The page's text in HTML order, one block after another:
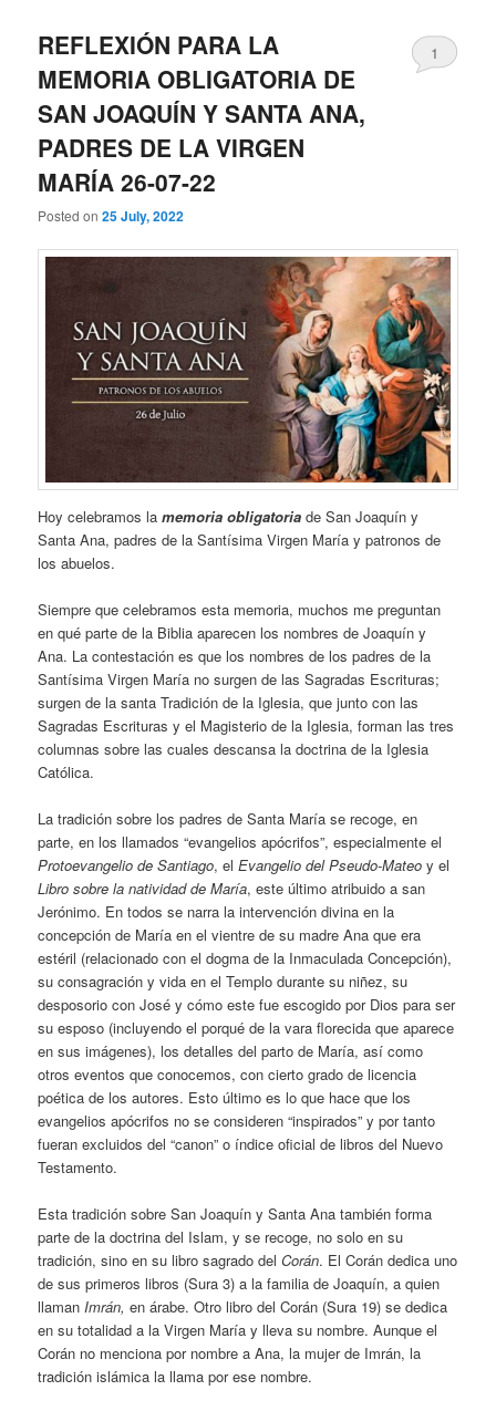
REFLEXIÓN PARA LA
MEMORIA OBLIGATORIA DE
SAN JOAQUÍN Y SANTA ANA,
PADRES DE LA VIRGEN
MARÍA 26-07-22
Posted on25 July, 2022
1
Hoy celebramos lamemoria obligatoria de San Joaquín y
Santa Ana, padres de la Santísima Virgen María y patronos de
los abuelos.
Siempre que celebramos esta memoria, muchos me preguntan
en qué parte de la Biblia aparecen los nombres de Joaquín y
Ana. La contestación es que los nombres de los padres de la
Santísima Virgen María no surgen de las Sagradas Escrituras;
surgen de la santa Tradición de la Iglesia, que junto con las
Sagradas Escrituras y el Magisterio de la Iglesia, forman las tres
columnas sobre las cuales descansa la doctrina de la Iglesia
Católica.
La tradición sobre los padres de Santa María se recoge, en
parte, en los llamados “evangelios apócrifos”, especialmente el
Protoevangelio de Santiago, elEvangelio del Pseudo-Mateo y el
Libro sobre la natividad de María, este último atribuido a san
Jerónimo. En todos se narra la intervención divina en la
concepción de María en el vientre de su madre Ana que era
estéril (relacionado con el dogma de la Inmaculada Concepción),
su consagración y vida en el Templo durante su niñez, su
desposorio con José y cómo este fue escogido por Dios para ser
su esposo (incluyendo el porqué de la vara florecida que aparece
en sus imágenes), los detalles del parto de María, así como
otros eventos que conocemos, con cierto grado de licencia
poética de los autores. Esto último es lo que hace que los
evangelios apócrifos no se consideren “inspirados” y por tanto
fueran excluidos del “canon” o índice oficial de libros del Nuevo
Testamento.
Esta tradición sobre San Joaquín y Santa Ana también forma
parte de la doctrina del Islam, y se recoge, no solo en su
tradición, sino en su libro sagrado delCorán. El Corán dedica uno
de sus primeros libros (Sura 3) a la familia de Joaquín, a quien
llamanImrán, en árabe. Otro libro del Corán (Sura 19) se dedica
en su totalidad a la Virgen María y lleva su nombre. Aunque el
Corán no menciona por nombre a Ana, la mujer de Imrán, la
tradición islámica la llama por ese nombre.